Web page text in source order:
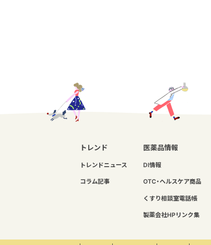
トレンド
トレンドニュース
コラム記事
医薬品情報
DI情報
OTC・ヘルスケア商品
くすり相談室電話帳
製薬会社HPリンク集